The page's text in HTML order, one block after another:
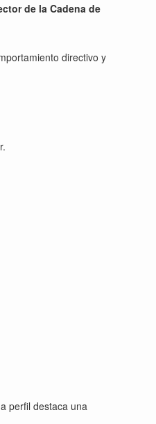
de la Cadena de
directivo y
perfil destaca una